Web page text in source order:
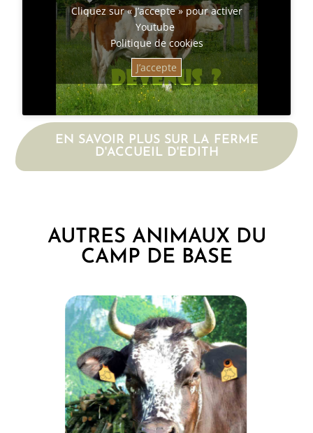
Cliquez sur « J’accepte » pour activer
Youtube
Politique de cookies
J’accepte
EN SAVOIR PLUS SUR LA FERME
D'ACCUEIL D'EDITH
AUTRES ANIMAUX DU
CAMP DE BASE